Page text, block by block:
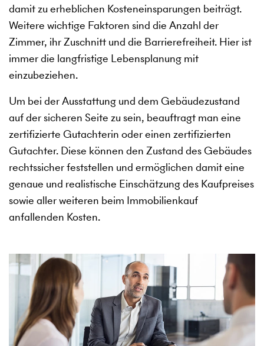
damit zu erheblichen Kosteneinsparungen beiträgt.
Weitere wichtige Faktoren sind die Anzahl der
Zimmer, ihr Zuschnitt und die Barrierefreiheit. Hier ist
immer die langfristige Lebensplanung mit
einzubeziehen.
Um bei der Ausstattung und dem Gebäudezustand
auf der sicheren Seite zu sein, beauftragt man eine
zertifizierte Gutachterin oder einen zertifizierten
Gutachter. Diese können den Zustand des Gebäudes
rechtssicher feststellen und ermöglichen damit eine
genaue und realistische Einschätzung des Kaufpreises
sowie aller weiteren beim Immobilienkauf
anfallenden Kosten.